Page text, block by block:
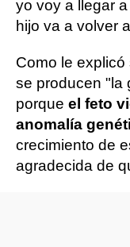
yo voy a llegar
hijo va a volver
Como le
se producen "la
porque el feto
anomalía
crecimiento de
agradecida de